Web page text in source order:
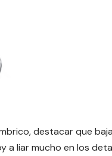
destacar que
a liar mucho en los